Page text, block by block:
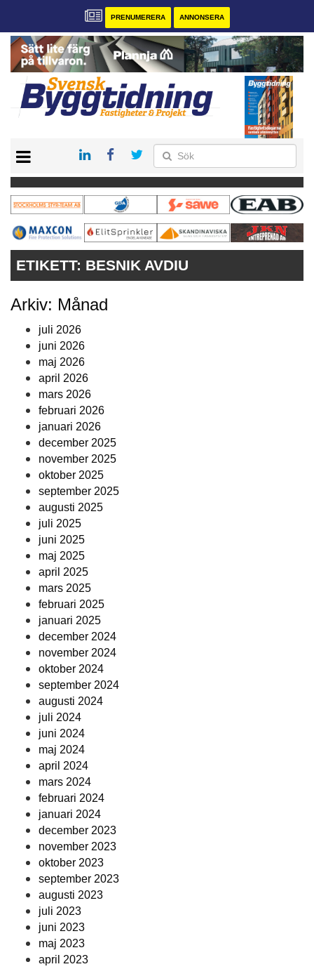
PRENUMERERA ANNONSERA
PRENUMERERA
VÅRA ANDRA MAGASIN
ANNONSERA
ETIKETT: BESNIK AVDIU
Arkiv: Månad
juli 2026
juni 2026
maj 2026
april 2026
mars 2026
februari 2026
januari 2026
december 2025
november 2025
oktober 2025
september 2025
augusti 2025
juli 2025
juni 2025
maj 2025
april 2025
mars 2025
februari 2025
januari 2025
december 2024
november 2024
oktober 2024
september 2024
augusti 2024
juli 2024
juni 2024
maj 2024
april 2024
mars 2024
februari 2024
januari 2024
december 2023
november 2023
oktober 2023
september 2023
augusti 2023
juli 2023
juni 2023
maj 2023
april 2023